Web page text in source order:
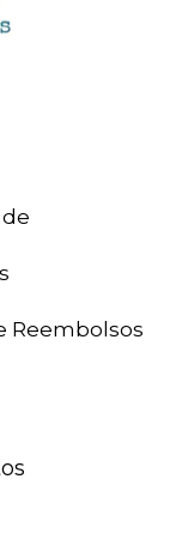
Reembolsos